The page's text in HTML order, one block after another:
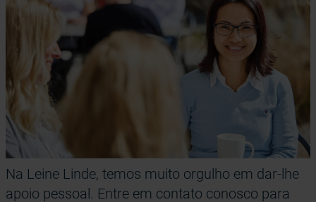
Na Leine Linde, temos muito orgulho em dar-lhe
apoio pessoal. Entre em contato conosco para